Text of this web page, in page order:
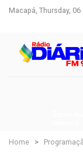
Macapá, Thursday,
Home